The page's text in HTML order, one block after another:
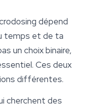
dépend
temps et de ta
un choix binaire,
Ces deux
différentes.
cherchent des